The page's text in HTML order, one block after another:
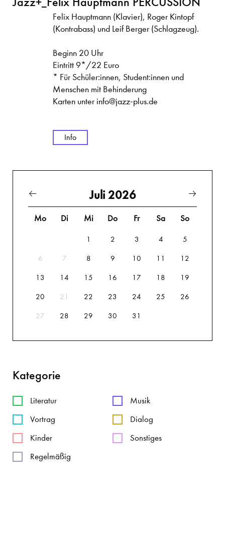
Felix Hauptmann (Klavier), Roger Kintopf
(Kontrabass) und Leif Berger (Schlagzeug).
Beginn 20 Uhr
Eintritt 9*/22 Euro
* Für Schüler:innen, Student:innen und
Menschen mit Behinderung
Karten unterinfo@jazz-plus.de
Info
Juli 2026
Mo Di Mi Do Fr Sa So
1 2 3 4 5
6 7 8 9 10 11 12
13 14 15 16 17 18 19
20 21 22 23 24 25 26
27 28 29 30 31
Kategorie
Literatur
Musik
Vortrag
Dialog
Kinder
Sonstiges
Regelmäßig